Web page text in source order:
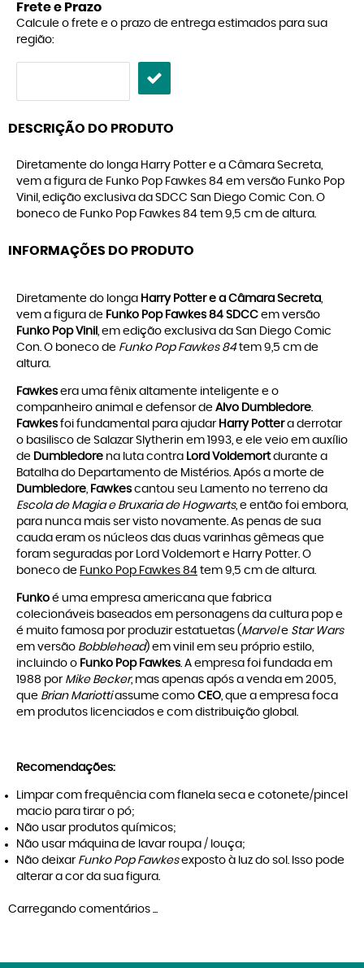
Frete e Prazo
Calcule o frete e o prazo de entrega estimados para sua
região:
DESCRIÇÃO DO PRODUTO
Diretamente do longa Harry Potter e a Câmara Secreta,
vem a figura de Funko Pop Fawkes 84 em versão Funko Pop
Vinil, edição exclusiva da SDCC San Diego Comic Con. O
boneco de Funko Pop Fawkes 84 tem 9,5 cm de altura.
INFORMAÇÕES DO PRODUTO
Diretamente do longa Harry Potter e a Câmara Secreta,
vem a figura de Funko Pop Fawkes 84 SDCC em versão
Funko Pop Vinil , em edição exclusiva da San Diego Comic
Con. O boneco de Funko Pop Fawkes 84 tem 9,5 cm de
altura.
Fawkes era uma fênix altamente inteligente e o
companheiro animal e defensor de Alvo Dumbledore.
Fawkes foi fundamental para ajudar Harry Pottera derrotar
o basilisco de Salazar Slytherin em 1993, e ele veio em auxílio
de Dumbledore na luta contra Lord Voldemortdurante a
Batalha do Departamento de Mistérios. Após a morte de
Dumbledore, Fawkes cantou seu Lamento no terreno da
Escola de Magia e Bruxaria de Hogwarts, e então foi embora,
para nunca mais ser visto novamente. As penas de sua
cauda eram os núcleos das duas varinhas gêmeas que
foram seguradas por Lord Voldemort e Harry Potter. O
boneco de Funko Pop Fawkes 84 tem 9,5 cm de altura.
Funko é uma empresa americana que fabrica
colecionáveis baseados em personagens da cultura pop e
é muito famosa por produzir estatuetas (Marvele Star Wars
em versão Bobblehead) em vinil em seu próprio estilo,
incluindo o Funko Pop Fawkes. A empresa foi fundada em
1988 por Mike Becker, mas apenas após a venda em 2005,
que Brian Mariottiassume como CEO, que a empresa foca
em produtos licenciados e com distribuição global.
Recomendações:
Limpar com frequência com flanela seca e cotonete/pincel
macio para tirar o pó;
Não usar produtos químicos;
Não usar máquina de lavar roupa / louça;
Não deixar Funko Pop Fawkesexposto à luz do sol. Isso pode
alterar a cor da sua figura.
Carregando comentários ...